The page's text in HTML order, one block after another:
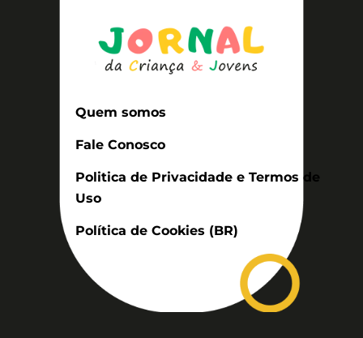
Quem somos
Fale Conosco
Politica de Privacidade e Termos de
Uso
Política de Cookies (BR)